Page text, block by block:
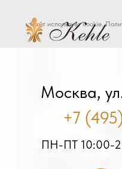
Сайт использует cookie.
+7 (495) 363-
ПН-ПТ 10:00-20:00 СБ